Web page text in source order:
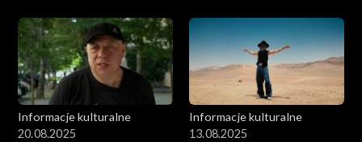
Informacje kulturalne
20.08.2025
Informacje kulturalne
13.08.2025